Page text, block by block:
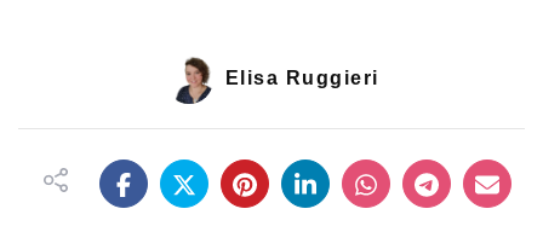
Elisa Ruggieri